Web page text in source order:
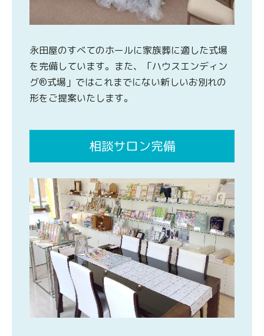
永田屋のすべてのホールに家族葬に適した式場
を完備しています。また、「ハウスエンディン
グ®式場」ではこれまでにない新しいお別れの
形をご提案いたします。
相談サロン完備